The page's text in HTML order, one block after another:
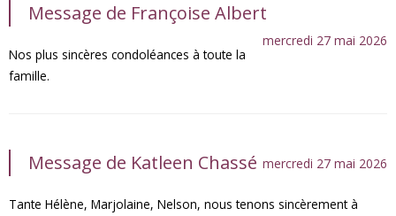
Message de Françoise Albert
mercredi 27 mai 2026
Nos plus sincères condoléances à toute la
famille.
Message de Katleen Chassé mercredi 27 mai 2026
Tante Hélène, Marjolaine, Nelson, nous tenons sincèrement à